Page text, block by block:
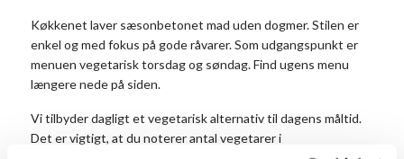
Køkkenet laver sæsonbetonet mad uden dogmer. Stilen er
enkel og med fokus på gode råvarer. Som udgangspunkt er
menuen vegetarisk torsdag og søndag. Find ugens menu
længere nede på siden.
Vi tilbyder dagligt et vegetarisk alternativ til dagens måltid.
Det er vigtigt, at du noterer antal vegetarer i